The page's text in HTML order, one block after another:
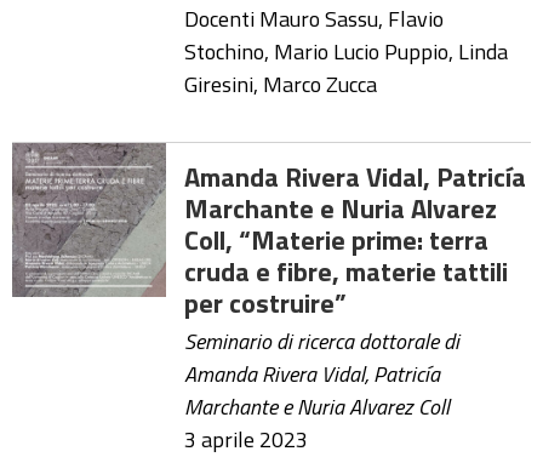
Docenti Mauro Sassu, Flavio
Stochino, Mario Lucio Puppio, Linda
Giresini, Marco Zucca
Amanda Rivera Vidal, Patricía
Marchante e Nuria Alvarez
Coll, “Materie prime: terra
cruda e fibre, materie tattili
per costruire”
Seminario di ricerca dottorale di
Amanda Rivera Vidal, Patricía
Marchante e Nuria Alvarez Coll
3 aprile 2023